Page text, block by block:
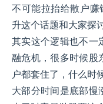
不可能拉抬给散户赚
升这个话题和大家探
其实这个逻辑也不一
融危机，很多时候股
户都套住了，什么时
大部分时间是底部慢